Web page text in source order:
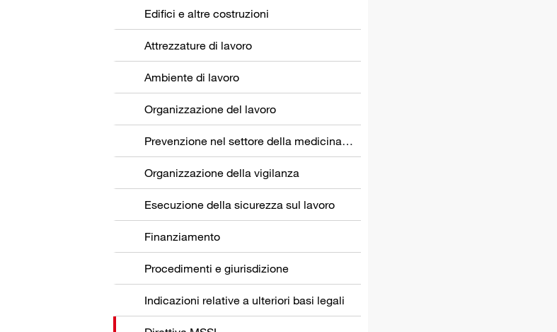
Edifici e altre costruzioni
Attrezzature di lavoro
Ambiente di lavoro
Organizzazione del lavoro
Prevenzione nel settore della medicina del lavoro
Organizzazione della vigilanza
Esecuzione della sicurezza sul lavoro
Finanziamento
Procedimenti e giurisdizione
Indicazioni relative a ulteriori basi legali